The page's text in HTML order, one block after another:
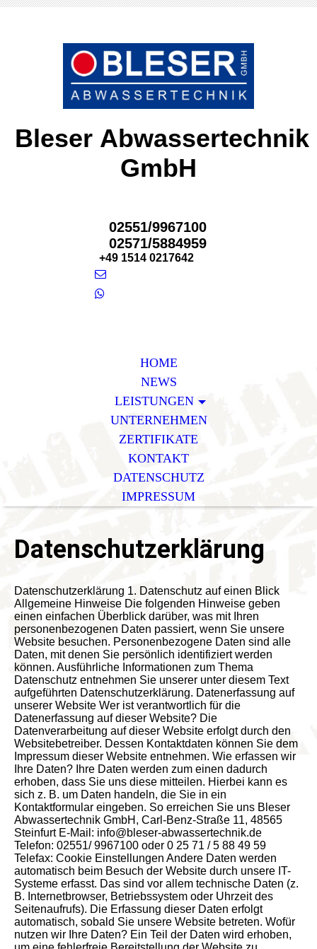
Bleser Abwassertechnik
GmbH
02551/9967100
02571/5884959
+49 1514 0217642
HOME
NEWS
LEISTUNGEN
UNTERNEHMEN
ZERTIFIKATE
KONTAKT
DATENSCHUTZ
IMPRESSUM
Datenschutzerklärung
Datenschutzerklärung 1. Datenschutz auf einen Blick Allgemeine Hinweise Die folgenden Hinweise geben einen einfachen Überblick darüber, was mit Ihren personenbezogenen Daten passiert, wenn Sie unsere Website besuchen. Personenbezogene Daten sind alle Daten, mit denen Sie persönlich identifiziert werden können. Ausführliche Informationen zum Thema Datenschutz entnehmen Sie unserer unter diesem Text aufgeführten Datenschutzerklärung. Datenerfassung auf unserer Website Wer ist verantwortlich für die Datenerfassung auf dieser Website? Die Datenverarbeitung auf dieser Website erfolgt durch den Websitebetreiber. Dessen Kontaktdaten können Sie dem Impressum dieser Website entnehmen. Wie erfassen wir Ihre Daten? Ihre Daten werden zum einen dadurch erhoben, dass Sie uns diese mitteilen. Hierbei kann es sich z. B. um Daten handeln, die Sie in ein Kontaktformular eingeben. So erreichen Sie uns Bleser Abwassertechnik GmbH, Carl-Benz-Straße 11, 48565 Steinfurt E-Mail: info@bleser-abwassertechnik.de Telefon: 02551/ 9967100 oder 0 25 71 / 5 88 49 59 Telefax: Cookie Einstellungen Andere Daten werden automatisch beim Besuch der Website durch unsere IT-Systeme erfasst. Das sind vor allem technische Daten (z. B. Internetbrowser, Betriebssystem oder Uhrzeit des Seitenaufrufs). Die Erfassung dieser Daten erfolgt automatisch, sobald Sie unsere Website betreten. Wofür nutzen wir Ihre Daten? Ein Teil der Daten wird erhoben, um eine fehlerfreie Bereitstellung der Website zu gewährleisten. Andere Daten können zur Analyse Ihres Nutzerverhaltens verwendet werden. Welche Rechte haben Sie bezüglich Ihrer Daten? Sie haben jederzeit das Recht unentgeltlich Auskunft über Herkunft, Empfänger und Zweck Ihrer gespeicherten personenbezogenen Daten zu erhalten. Sie haben außerdem ein Recht, die Berichtigung, Sperrung oder Löschung dieser Daten zu verlangen. Hierzu sowie zu weiteren Fragen zum Thema Datenschutz können Sie sich jederzeit unter der im Impressum angegebenen Adresse an uns wenden. Des Weiteren steht Ihnen ein Beschwerderecht bei der zuständigen Aufsichtsbehörde zu. Außerdem haben Sie das Recht, unter bestimmten Umständen die Einschränkung der Verarbeitung Ihrer personenbezogenen Daten zu verlangen. Details hierzu entnehmen Sie der Datenschutzerklärung unter „Recht auf Einschränkung der Verarbeitung“. Analyse-Tools und Tools von Drittanbietern Beim Besuch unserer Website kann Ihr Surf-Verhalten statistisch ausgewertet werden. Das geschieht vor allem mit Cookies und mit sogenannten Analyseprogrammen. Die Analyse Ihres Surf-Verhaltens erfolgt in der Regel anonym; das Surf-Verhalten kann nicht zu Ihnen zurückverfolgt werden. Sie können dieser Analyse widersprechen oder sie durch die Nichtbenutzung bestimmter Tools verhindern. Detaillierte Informationen zu diesen Tools und über Ihre Widerspruchsmöglichkeiten finden Sie in der folgenden Datenschutzerklärung. 2. Allgemeine Hinweise und Pflichtinformationen Datenschutz Die Betreiber dieser Seiten nehmen den Schutz Ihrer persönlichen Daten sehr ernst. Wir behandeln Ihre personenbezogenen Daten vertraulich und entsprechend der gesetzlichen Datenschutzvorschriften sowie dieser Datenschutzerklärung. Wenn Sie diese Website benutzen, werden verschiedene personenbezogene Daten erhoben. Personenbezogene Daten sind Daten, mit denen Sie persönlich identifiziert werden können. Die vorliegende Datenschutzerklärung erläutert, welche Daten wir erheben und wofür wir sie nutzen. Sie erläutert auch, wie und zu welchem Zweck das geschieht. Wir weisen darauf hin, dass die Datenübertragung im Internet (z. B. bei der Kommunikation per E-Mail) Sicherheitslücken aufweisen kann. Ein lückenloser Schutz der Daten vor dem Zugriff durch Dritte ist nicht möglich. Hinweis zur verantwortlichen Stelle Die verantwortliche Stelle für die Datenverarbeitung auf dieser Website ist: Bleser Abwassertechnik GmbH Telefon: 02551 / 9967100 oder 0 25 71 / 5 88 49 59 E-Mail: info@bleser-abwassertechnik.de Verantwortliche Stelle ist die natürliche oder juristische Person, die allein oder gemeinsam mit anderen über die Zwecke und Mittel der Verarbeitung von personenbezogenen Daten (z. B. Namen, E-Mail-Adressen o. Ä.) entscheidet. Widerruf Ihrer Einwilligung zur Datenverarbeitung Cookie Einstellungen Viele Datenverarbeitungsvorgänge sind nur mit Ihrer ausdrücklichen Einwilligung möglich. Sie können eine bereits erteilte Einwilligung jederzeit widerrufen. Dazu reicht eine formlose Mitteilung per E-Mail an uns. Die Rechtmäßigkeit der bis zum Widerruf erfolgten Datenverarbeitung bleibt vom Widerruf unberührt. Widerspruchsrecht gegen die Datenerhebung in besonderen Fällen sowie gegen Direktwerbung (Art. 21 DSGVO) Wenn die Datenverarbeitung auf Grundlage von Art. 6 Abs. 1 lit. e oder f DSGVO erfolgt, haben Sie jederzeit das Recht, aus Gründen, die sich aus Ihrer besonderen Situation ergeben, gegen die Verarbeitung Ihrer personenbezogenen Daten Widerspruch einzulegen; dies gilt auch für ein auf diese Bestimmungen gestütztes Profiling. Die jeweilige Rechtsgrundlage, auf denen eine Verarbeitung beruht, entnehmen Sie dieser Datenschutzerklärung. Wenn Sie Widerspruch einlegen, werden wir Ihre betroffenen personenbezogenen Daten nicht mehr verarbeiten, es sei denn, wir können zwingende schutzwürdige Gründe für die Verarbeitung nachweisen, die Ihre Interessen, Rechte und Freiheiten überwiegen oder die Verarbeitung dient der Geltendmachung, Ausübung oder Verteidigung von Rechtsansprüchen (Widerspruch nach Art. 21 Abs. 1 DSGVO). Werden Ihre personenbezogenen Daten verarbeitet, um Direktwerbung zu betreiben, so haben Sie das Recht, jederzeit Widerspruch gegen die Verarbeitung Sie betreffender personenbezogener Daten zum Zwecke derartiger Werbung einzulegen; dies gilt auch für das Profiling, soweit es mit solcher Direktwerbung in Verbindung steht. Wenn Sie widersprechen, werden Ihre personenbezogenen Daten anschließend nicht mehr zum Zwecke der Direktwerbung verwendet (Widerspruch nach Art. 21 Abs. 2 DSGVO). Beschwerderecht bei der zuständigen Aufsichtsbehörde Im Falle von Verstößen gegen die DSGVO steht den Betroffenen ein Beschwerderecht bei einer Aufsichtsbehörde, insbesondere in dem Mitgliedstaat ihres gewöhnlichen Aufenthalts, ihres Arbeitsplatzes oder des Orts des mutmaßlichen Verstoßes zu. Das Beschwerderecht besteht unbeschadet anderweitiger verwaltungsrechtlicher oder gerichtlicher Rechtsbehelfe. Eine Liste der Datenschutzbeauftragten sowie deren Kontaktdaten können folgendem Link entnommen werden: https://www.bfdi.bund.de/DE/Service/Anschriften/anschriften_node.html (Deutschland) und https://www.dsb.gv.at/ueber-die-website/kontakt.html (Österreich). Recht auf Datenübertragbarkeit Sie haben das Recht, Daten, die wir auf Grundlage Ihrer Einwilligung oder in Erfüllung eines Vertrags automatisiert verarbeiten, an sich oder an einen Dritten in einem gängigen, maschinenlesbaren Format aushändigen zu lassen. Sofern Sie die direkte Übertragung der Daten an einen anderen Verantwortlichen verlangen, erfolgt dies nur, soweit es technisch machbar ist. SSL- bzw. TLS-Verschlüsselung Diese Seite nutzt aus Sicherheitsgründen und zum Schutz der Übertragung vertraulicher Inhalte, wie zum Beispiel Bestellungen oder Anfragen, die Sie an uns als Seitenbetreiber senden, eine SSL- bzw. TLS-Verschlüsselung. Eine verschlüsselte Verbindung erkennen Sie daran, dass die Adresszeile des Browsers von „http://“ auf „https://“ wechselt und an dem Schloss-Symbol in Ihrer Browserzeile. Wenn die SSL- bzw. TLS-Verschlüsselung aktiviert ist, können die Daten, die Sie an uns übermitteln, nicht von Dritten mitgelesen werden. Verschlüsselter Zahlungsverkehr Besteht nach dem Abschluss eines kostenpflichtigen Vertrags eine Verpflichtung, uns Ihre Zahlungsdaten (z. B. Kontonummer bei Einzugsermächtigung) zu übermitteln, werden diese Daten zur Zahlungsabwicklung benötigt. Der Zahlungsverkehr über die gängigen Zahlungsmittel (Visa/MasterCard, Lastschriftverfahren) erfolgt ausschließlich über eine verschlüsselte SSL- bzw. TLS-Verbindung. Eine verschlüsselte Verbindung erkennen Sie daran, dass die Adresszeile des Browsers von „http://“ auf „https://“ wechselt und an dem Schloss-Symbol in Ihrer Browserzeile. Bei verschlüsselter Kommunikation können Ihre Zahlungsdaten, die Sie an uns übermitteln, nicht von Dritten mitgelesen werden. Cookie Einstellungen Auskunft, Sperrung, Löschung und Berichtigung Sie haben im Rahmen der geltenden gesetzlichen Bestimmungen jederzeit das Recht auf unentgeltliche Auskunft über Ihre gespeicherten personenbezogenen Daten, deren Herkunft und Empfänger und den Zweck der Datenverarbeitung und ggf. ein Recht auf Berichtigung, Sperrung oder Löschung dieser Daten. Hierzu sowie zu weiteren Fragen zum Thema personenbezogene Daten können Sie sich jederzeit unter der im Impressum angegebenen Adresse an uns wenden. Recht auf Einschränkung der Verarbeitung Sie haben das Recht, die Einschränkung der Verarbeitung Ihrer personenbezogenen Daten zu verlangen. Hierzu können Sie sich jederzeit unter der im Impressum angegebenen Adresse an uns wenden. Das Recht auf Einschränkung der Verarbeitung besteht in folgenden Fällen: Wenn Sie die Richtigkeit Ihrer bei uns gespeicherten personenbezogenen Daten bestreiten, benötigen wir in der Regel Zeit, um dies zu überprüfen. Für die Dauer der Prüfung haben Sie das Recht, die Einschränkung der Verarbeitung Ihrer personenbezogenen Daten zu verlangen. Wenn die Verarbeitung Ihrer personenbezogenen Daten unrechtmäßig geschah/geschieht, können Sie statt der Löschung die Einschränkung der Datenverarbeitung verlangen. Wenn wir Ihre personenbezogenen Daten nicht mehr benötigen, Sie sie jedoch zur Ausübung, Verteidigung oder Geltendmachung von Rechtsansprüchen benötigen, haben Sie das Recht, statt der Löschung die Einschränkung der Verarbeitung Ihrer personenbezogenen Daten zu verlangen. Wenn Sie einen Widerspruch nach Art. 21 Abs. 1 DSGVO eingelegt haben, muss eine Abwägung zwischen Ihren und unseren Interessen vorgenommen werden. Solange noch nicht